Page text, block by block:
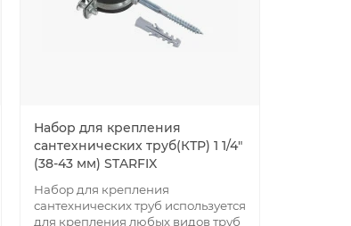
Набор для крепления
сантехнических труб(КТР) 1 1/4"
(38-43 мм) STARFIX
Набор для крепления
сантехнических труб используется
для крепления любых видов труб